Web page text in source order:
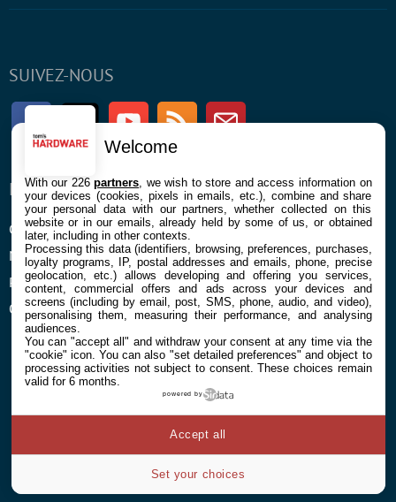
SUIVEZ-NOUS
FacebookTwitter Youtube RSS Newsletter
ENTREPRISE
Confidentialité et Cookies
Mentions légales et CGU
Préférences Cookies
Qui sommes nous
À PROPOS
Contact
Welcome
With our 226partners , we wish to store and access information on
your devices (cookies, pixels in emails, etc.), combine and share
your personal data with our partners, whether collected on this
website or in our emails, already held by some of us, or obtained
later, including in other contexts.
Processing this data (identifiers, browsing, preferences, purchases,
loyalty programs, IP, postal addresses and emails, phone, precise
geolocation, etc.) allows developing and offering you services,
content, commercial offers and ads across your devices and
screens (including by email, post, SMS, phone, audio, and video),
personalising them, measuring their performance, and analysing
audiences.
You can "accept all" and withdraw your consent at any time via the
"cookie" icon. You can also "set detailed preferences" and object to
processing activities not subject to consent. These choices remain
valid for 6 months.
powered by
Set your choices
Accept all